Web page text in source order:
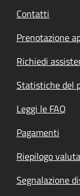
Contatti
Prenotazione
Richiedi
Statistiche del
Leggi le FAQ
Pagamenti
Riepilogo
Segnalazione